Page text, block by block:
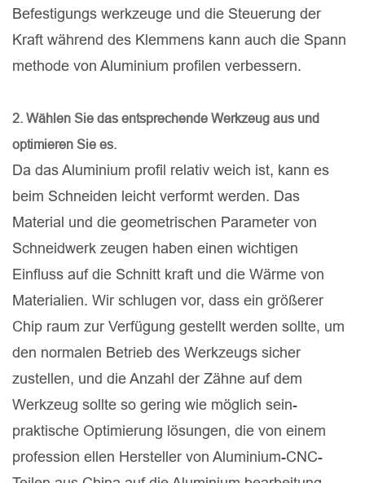
Befestigungs werkzeuge und die Steuerung der
Kraft während des Klemmens kann auch die Spann
methode von Aluminium profilen verbessern.
2. Wählen Sie das entsprechende Werkzeug aus und
optimieren Sie es.
Da das Aluminium profil relativ weich ist, kann es
beim Schneiden leicht verformt werden. Das
Material und die geometrischen Parameter von
Schneidwerk zeugen haben einen wichtigen
Einfluss auf die Schnitt kraft und die Wärme von
Materialien. Wir schlugen vor, dass ein größerer
Chip raum zur Verfügung gestellt werden sollte, um
den normalen Betrieb des Werkzeugs sicher
zustellen, und die Anzahl der Zähne auf dem
Werkzeug sollte so gering wie möglich sein-
praktische Optimierung lösungen, die von einem
profession ellen Hersteller von Aluminium-CNC-